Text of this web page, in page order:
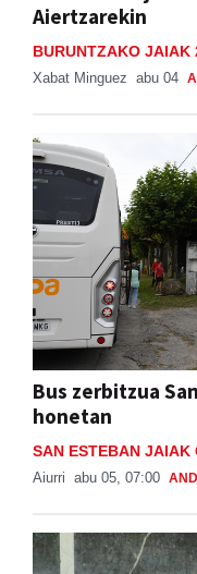
Aiertzarekin
BURUNTZAKO JAIAK
Xabat Minguez abu 04
Bus zerbitzua
honetan
SAN ESTEBAN JAIAK
Aiurri abu 05, 07:00